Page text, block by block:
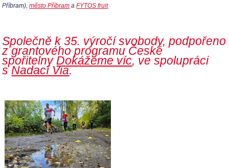
Příbram),město Příbram aFYTOS fruit
Společně k 35. výročí svobody, podpořeno
z grantového programu České
spořitelny Dokážeme víc, ve spolupráci
s Nadací Via.